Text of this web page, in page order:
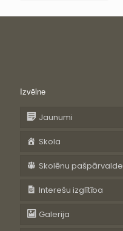
Izvēlne
Jaunumi
Skola
Skolēnu pašpārvalde
Interešu izglītība
Galerija